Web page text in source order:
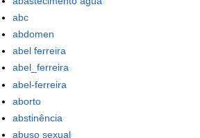
abc
abdomen
abel ferreira
abel_ferreira
abel-ferreira
aborto
abstinência
abuso sexual